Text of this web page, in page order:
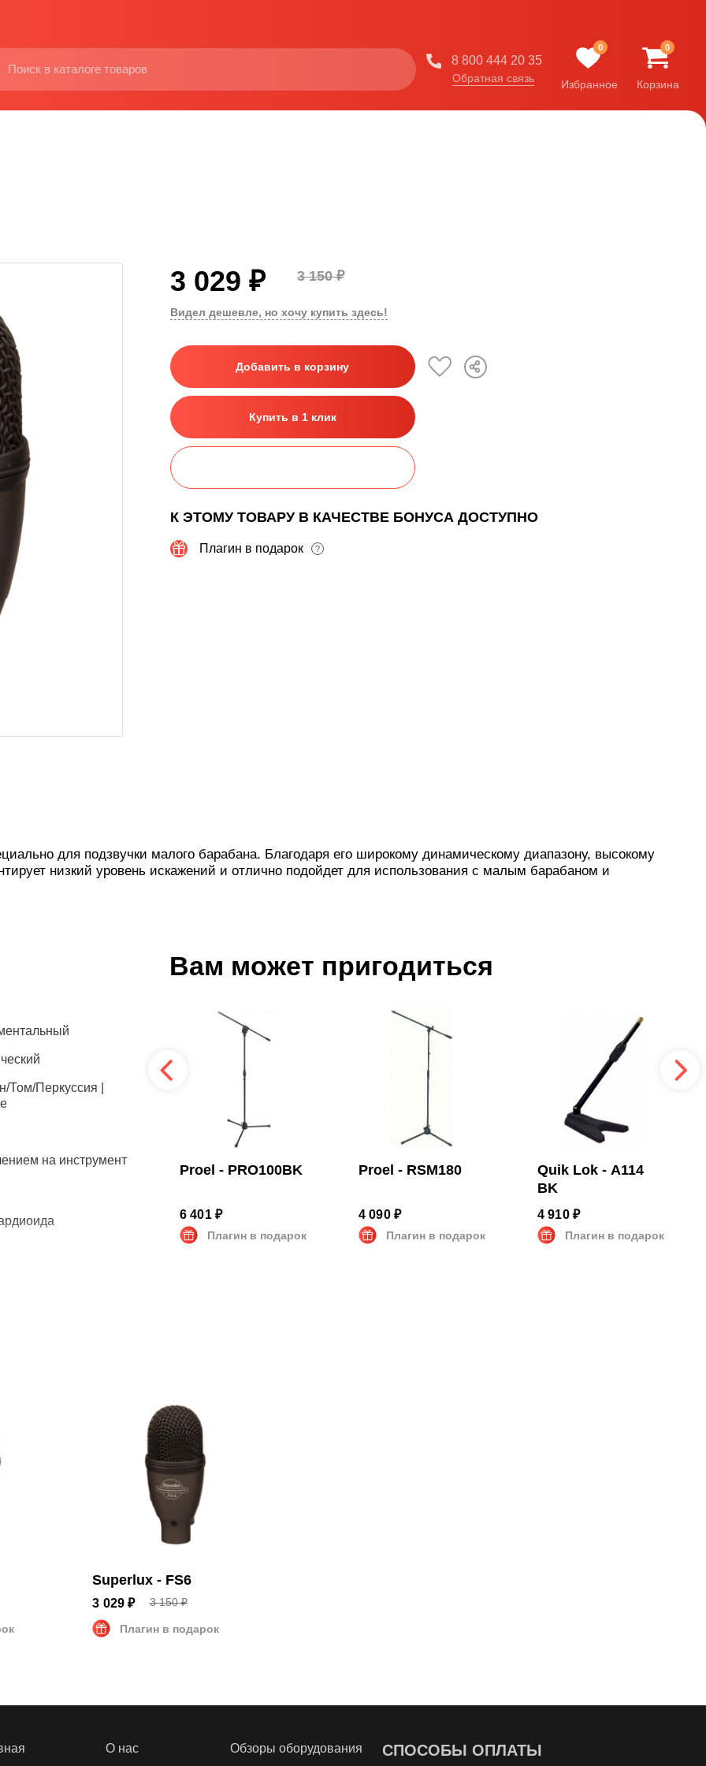
8 800 444 20 35
Обратная связь
0
Избранное
0
Корзина
3 029 ₽ 3 150 ₽
Видел дешевле, но хочу купить здесь!
Добавить в корзину
Купить в 1 клик
К ЭТОМУ ТОВАРУ В КАЧЕСТВЕ БОНУСА ДОСТУПНО
Плагин в подарок ?
для подзвучки малого барабана. Благодаря его широкому динамическому диапазону, высокому
низкий уровень искажений и отлично подойдет для использования с малым барабаном и
Том/Перкуссия |
на инструмент
x 4,7 см
Вам может пригодиться
Proel - PRO100BK
6 401 ₽
Плагин в подарок
Proel - RSM180
4 090 ₽
Плагин в подарок
Quik Lok - A114
BK
4 910 ₽
Плагин в подарок
Superlux - FS6
3 029 ₽ 3 150 ₽
Плагин в подарок
О нас
Обзоры оборудования СПОСОБЫ ОПЛАТЫ